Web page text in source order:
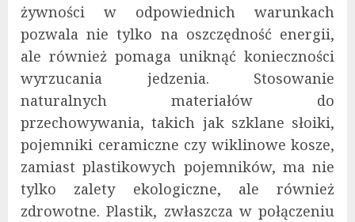
żywności w odpowiednich warunkach
pozwala nie tylko na oszczędność energii,
ale również pomaga uniknąć konieczności
wyrzucania jedzenia. Stosowanie
naturalnych materiałów do
przechowywania, takich jak szklane słoiki,
pojemniki ceramiczne czy wiklinowe kosze,
zamiast plastikowych pojemników, ma nie
tylko zalety ekologiczne, ale również
zdrowotne. Plastik, zwłaszcza w połączeniu